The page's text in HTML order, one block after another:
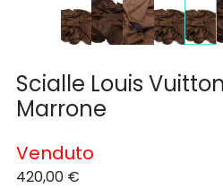
Scialle Louis
Marrone
420,00 €
Venduto